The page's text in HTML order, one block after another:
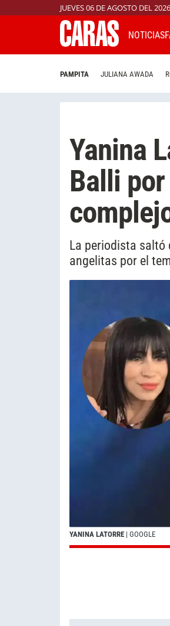
JUEVES 06 DE AGOSTO DEL 2026
NOTICIAS
PAMPITA JULIANA AWADA
Yanina
Balli
La periodista saltó
angelitas por el
YANINA LATORRE | GOOGLE